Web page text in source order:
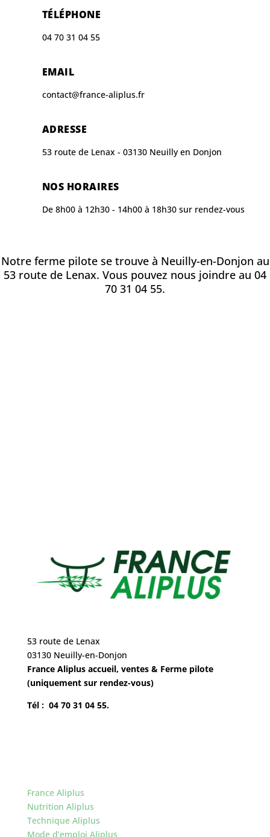
TÉLÉPHONE
04 70 31 04 55
EMAIL
contact@france-aliplus.fr
ADRESSE
53 route de Lenax - 03130 Neuilly en Donjon
NOS HORAIRES
De 8h00 à 12h30 - 14h00 à 18h30 sur rendez-vous
Notre ferme pilote se trouve à Neuilly-en-Donjon au
53 route de Lenax. Vous pouvez nous joindre au 04
70 31 04 55.
53 route de Lenax
03130 Neuilly-en-Donjon
France Aliplus accueil, ventes & Ferme pilote
(uniquement sur rendez-vous)
Tél : 04 70 31 04 55.
France Aliplus
Nutrition Aliplus
Technique Aliplus
Mode d’emploi Aliplus